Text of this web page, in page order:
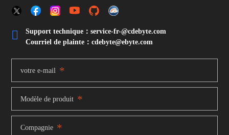

Support technique：service-fr-@cdebyte.com
Courriel de plainte：cdebyte@ebyte.com
votre e-mail *
Modèle de produit *
Compagnie *